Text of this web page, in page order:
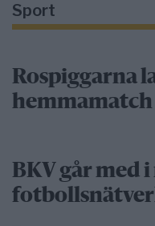
Sport
Rospiggarna
BKV går med